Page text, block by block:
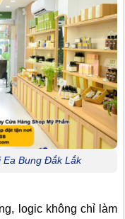
Ea Bung Đắk Lắk
logic không chỉ làm